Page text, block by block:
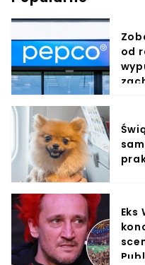
od
Eks